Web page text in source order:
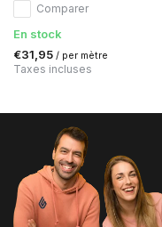
Comparer
En stock
€31,95 / per mètre
Taxes incluses